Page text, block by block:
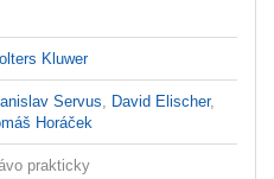
Kluwer
Servus David Elischer,
Horáček
prakticky